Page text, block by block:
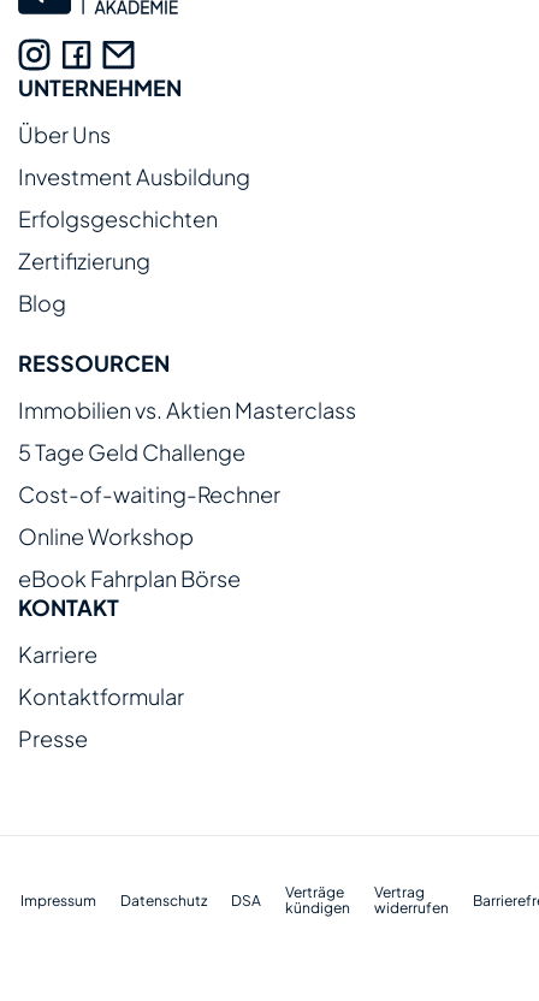
UNTERNEHMEN
Über Uns
Investment Ausbildung
Erfolgsgeschichten
Zertifizierung
Blog
RESSOURCEN
Immobilien vs. Aktien Masterclass
5 Tage Geld Challenge
Cost-of-waiting-Rechner
Online Workshop
eBook Fahrplan Börse
KONTAKT
Karriere
Kontaktformular
Presse
Impressum Datenschutz DSA
Verträge
kündigen
Vertrag
widerrufen